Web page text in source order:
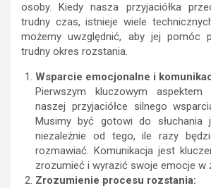
osoby. Kiedy nasza przyjaciółka
trudny czas, istnieje wiele
możemy uwzględnić, aby jej pomóc
trudny okres rozstania.
Wsparcie emocjonalne i
Pierwszym kluczowym aspektem
naszej przyjaciółce silnego
Musimy być gotowi do
niezależnie od tego, ile razy
rozmawiać. Komunikacja jest
zrozumieć i wyrazić swoje emocje w
Zrozumienie procesu rozstania: